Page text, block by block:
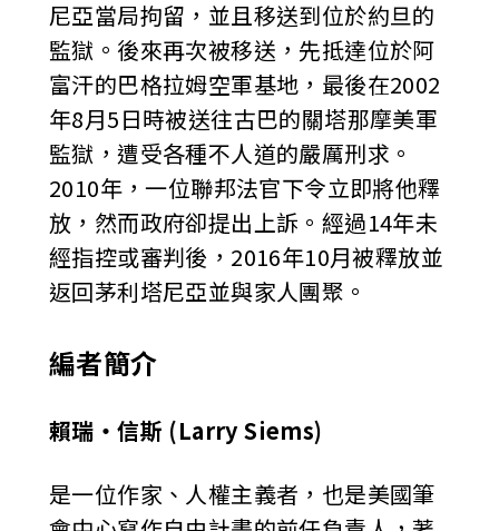
尼亞當局拘留，並且移送到位於約旦的
監獄。後來再次被移送，先抵達位於阿
富汗的巴格拉姆空軍基地，最後在2002
年8月5日時被送往古巴的關塔那摩美軍
監獄，遭受各種不人道的嚴厲刑求。
2010年，一位聯邦法官下令立即將他釋
放，然而政府卻提出上訴。經過14年未
經指控或審判後，2016年10月被釋放並
返回茅利塔尼亞並與家人團聚。
編者簡介
賴瑞‧信斯 (Larry Siems)
是一位作家、人權主義者，也是美國筆